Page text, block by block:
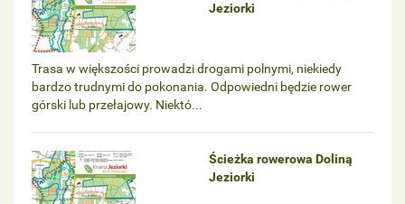
Jeziorki
Trasa w większości prowadzi drogami polnymi, niekiedy
bardzo trudnymi do pokonania. Odpowiedni będzie rower
górski lub przełajowy. Niektó...
Ścieżka rowerowa Doliną
Jeziorki